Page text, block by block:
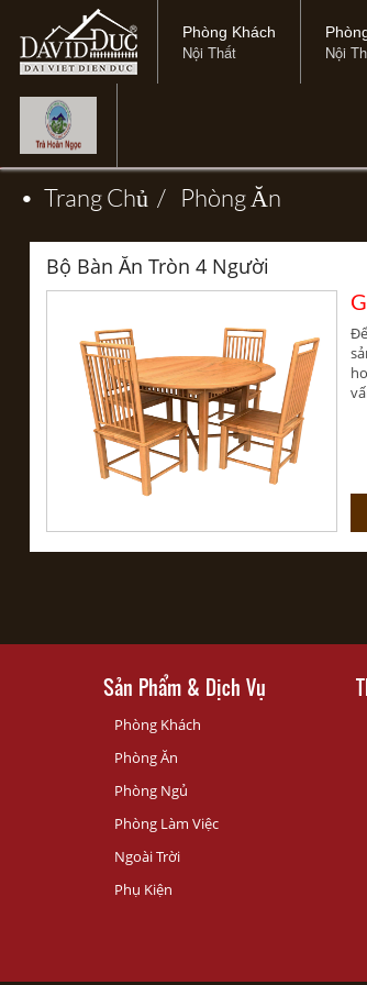
Phòng Khách
Nội Thất Nội
• Trang Chủ / Phòng Ăn
Bộ Bàn Ăn Tròn 4 Người
Sản Phẩm & Dịch Vụ
Phòng Khách
Phòng Ăn
Phòng Ngủ
Phòng Làm Việc
Ngoài Trời
Phụ Kiện